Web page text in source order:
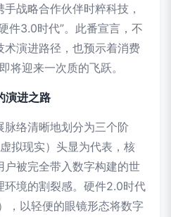
战略合作伙伴时粹科技，
件3.0时代”。此番宣言，不
演进路径，也预示着消费
将迎来一次质的飞跃。
演进之路
络清晰地划分为三个阶
拟现实）头显为代表，核
被完全带入数字构建的世
环境的割裂感。硬件2.0时代
，以轻便的眼镜形态将数字